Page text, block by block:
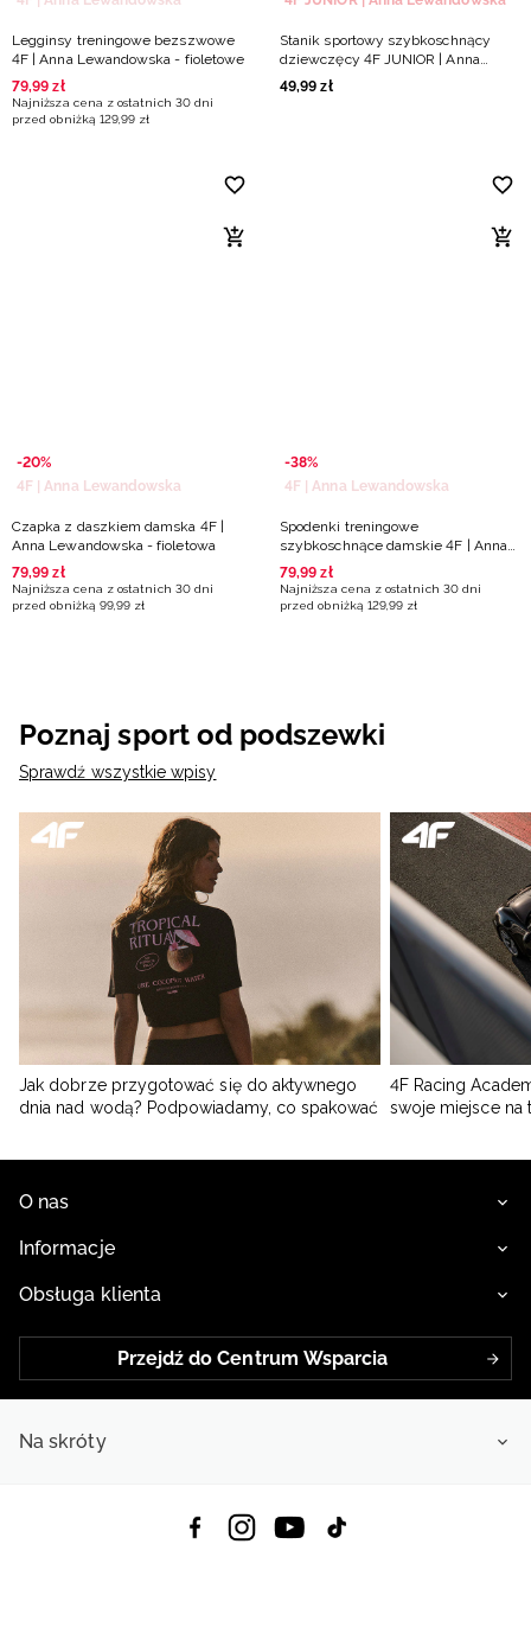
Legginsy treningowe bezszwowe
4F | Anna Lewandowska - fioletowe
79,99 zł
Najniższa cena z ostatnich 30 dni
przed obniżką 129,99 zł
Stanik sportowy szybkoschnący
dziewczęcy 4F JUNIOR | Anna
Lewandowska - fioletowy
49,99 zł
-20%
4F | Anna Lewandowska
Czapka z daszkiem damska 4F |
Anna Lewandowska - fioletowa
79,99 zł
Najniższa cena z ostatnich 30 dni
przed obniżką 99,99 zł
-38%
4F | Anna Lewandowska
Spodenki treningowe
szybkoschnące damskie 4F | Anna
Lewandowska - fioletowe
79,99 zł
Najniższa cena z ostatnich 30 dni
przed obniżką 129,99 zł
Poznaj sport od podszewki
Sprawdź wszystkie wpisy
Jak dobrze przygotować się do aktywnego
dnia nad wodą? Podpowiadamy, co spakować
4F Racing
swoje miejsce na
O nas
Informacje
Obsługa klienta
Przejdź do Centrum Wsparcia
Na skróty